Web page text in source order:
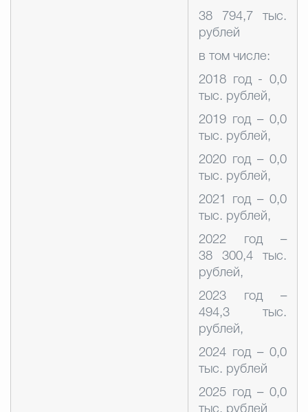
38 794,7 тыс.
рублей
в том числе:
2018 год - 0,0
тыс. рублей,
2019 год – 0,0
тыс. рублей,
2020 год – 0,0
тыс. рублей,
2021 год – 0,0
тыс. рублей,
2022 год –
38 300,4 тыс.
рублей,
2023 год –
494,3 тыс.
рублей,
2024 год – 0,0
тыс. рублей
2025 год – 0,0
тыс. рублей